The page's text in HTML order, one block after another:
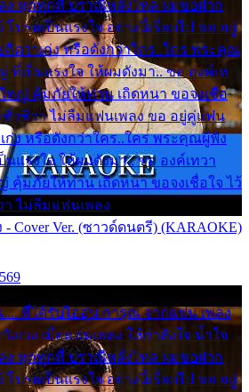
ง ทุกทุกที่ ปราณีหลั่งไหล ผมขอฝาก
โปรดเป็นแรงใจ อย่างนี้เรื่อยไป ขอ อยู่
คิดว่าเก่ง หรือดังกว่าใคร..ใคร พระคุณ
ที่เป็นแรงใจ ให้ผมดังมา.. ขอ องค์เท
หญ่ คุ้มภัยให้ท่าน เถิดหนา ขอจงเชื่อ
ชั่วชีวา ไม่ลืมแฟนเพลง ขอ อยู่คู่แฟน
ก่ง หรือดังกว่าใคร..ใคร พระคุณผู้ฟัง
แรงใจ ให้ผมดังมา.. ขอ องค์เทวา
คุ้มภัยให้ท่าน เถิดหนา ขอจงเชื่อใจ ไว้
า ไม่ลืมแฟนเพลง
Cover Ver. (ซาวด์ดนตรี) (KARAOKE)
ที่ได้รับไออุ่น การุณ จากแฟน เพลง
เวง เมื่อแฟนเพลง ให้กำลังใจ น้ำใจ
ง ทุกทุกที่ ปราณีหลั่งไหล ผมขอฝาก
โปรดเป็นแรงใจ อย่างนี้เรื่อยไป ขอ อยู่